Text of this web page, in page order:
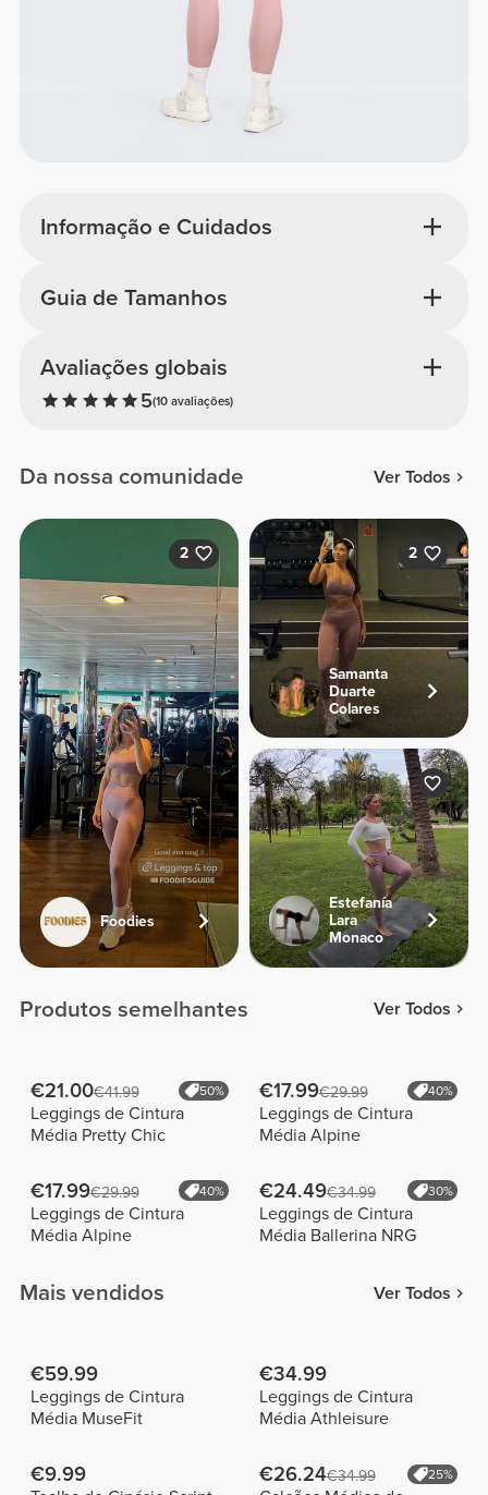
Informação e Cuidados
Avaliações globais
5(10 avaliações)
Guia de Tamanhos
Da nossa comunidade Ver Todos
2
Foodies
2
Samanta
Duarte
Colares
Estefanía
Lara
Monaco
Produtos semelhantes Ver Todos
€21.00€41.99 50%
Leggings de Cintura
Média Pretty Chic
€17.99€29.99 40%
Leggings de Cintura
Média Alpine
€17.99€29.99 40%
Leggings de Cintura
Média Alpine
€24.49€34.99 30%
Leggings de Cintura
Média Ballerina NRG
Mais vendidos Ver Todos
€59.99
Leggings de Cintura
Média MuseFit
€34.99
Leggings de Cintura
Média Athleisure
€9.99 €26.24€34.99 25%